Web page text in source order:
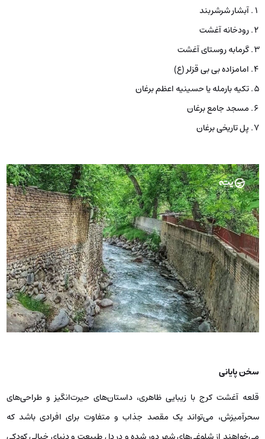
آبشار شرشربند
رودخانه آغشت
گرمابه روستای آغشت
امامزاده بی بی قزلر (ع)
تکیه بارمله یا حسینیه اعظم برغان
مسجد جامع برغان
پل تاریخی برغان
سخن پایانی
قلعه آغشت کرج با زیبایی ظاهری، داستان‌های حیرت‌انگیز و طراحی‌های
سحرآمیزش، می‌تواند یک مقصد جذاب و متفاوت برای افرادی باشد که